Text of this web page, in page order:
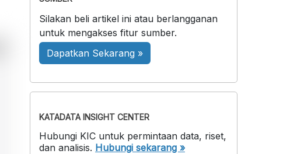
Silakan beli artikel ini atau berlangganan
untuk mengakses fitur sumber.
Dapatkan Sekarang »
KATADATA INSIGHT CENTER
Hubungi KIC untuk permintaan data, riset,
dan analisis. Hubungi sekarang »